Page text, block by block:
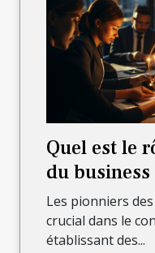
Quel est le
du
Les pionniers
crucial dans le
établissant des...